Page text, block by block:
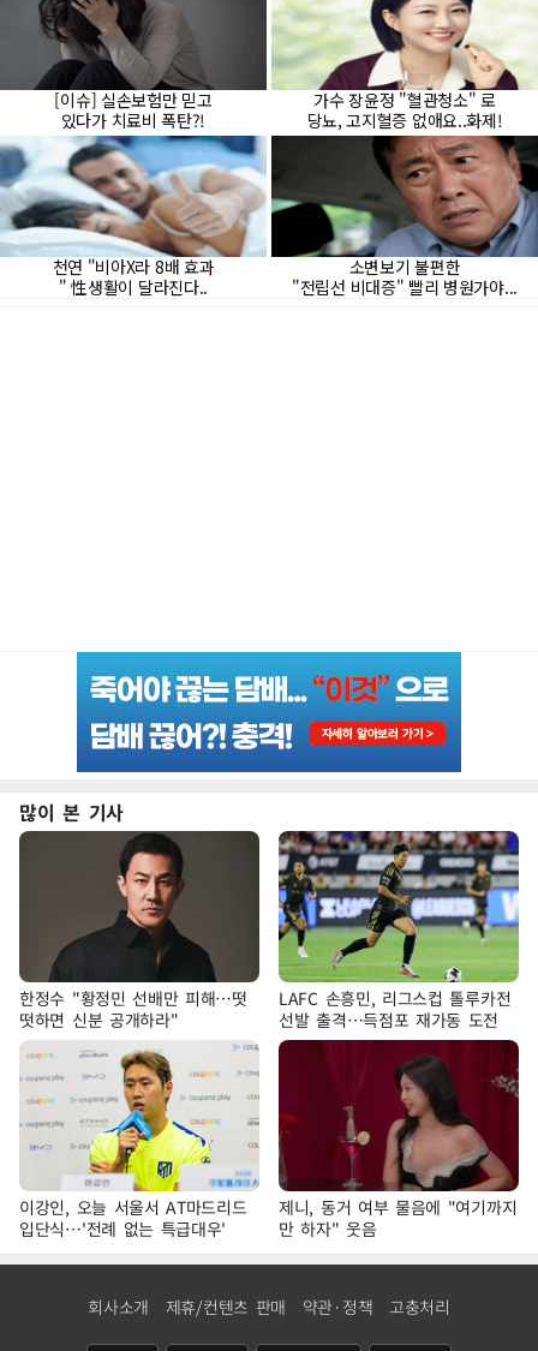
많이 본 기사
한정수 "황정민 선배만 피해…떳
떳하면 신분 공개하라"
LAFC 손흥민, 리그스컵 톨루카전
선발 출격…득점포 재가동 도전
이강인, 오늘 서울서 AT마드리드
입단식…'전례 없는 특급대우'
제니, 동거 여부 물음에 "여기까지
만 하자" 웃음
회사소개 제휴/컨텐츠 판매 약관·정책 고충처리